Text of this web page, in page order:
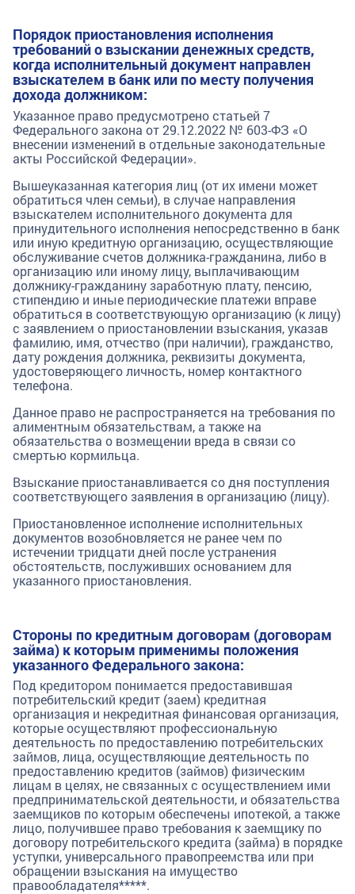
Порядок приостановления исполнения
требований о взыскании денежных средств,
когда исполнительный документ направлен
взыскателем в банк или по месту получения
дохода должником:
Указанное право предусмотрено статьей 7
Федерального закона от 29.12.2022 № 603-ФЗ «О
внесении изменений в отдельные законодательные
акты Российской Федерации».
Вышеуказанная категория лиц (от их имени может
обратиться член семьи), в случае направления
взыскателем исполнительного документа для
принудительного исполнения непосредственно в банк
или иную кредитную организацию, осуществляющие
обслуживание счетов должника-гражданина, либо в
организацию или иному лицу, выплачивающим
должнику-гражданину заработную плату, пенсию,
стипендию и иные периодические платежи вправе
обратиться в соответствующую организацию (к лицу)
с заявлением о приостановлении взыскания, указав
фамилию, имя, отчество (при наличии), гражданство,
дату рождения должника, реквизиты документа,
удостоверяющего личность, номер контактного
телефона.
Данное право не распространяется на требования по
алиментным обязательствам, а также на
обязательства о возмещении вреда в связи со
смертью кормильца.
Взыскание приостанавливается со дня поступления
соответствующего заявления в организацию (лицу).
Приостановленное исполнение исполнительных
документов возобновляется не ранее чем по
истечении тридцати дней после устранения
обстоятельств, послуживших основанием для
указанного приостановления.
Стороны по кредитным договорам (договорам
займа) к которым применимы положения
указанного Федерального закона:
Под кредитором понимается предоставившая
потребительский кредит (заем) кредитная
организация и некредитная финансовая организация,
которые осуществляют профессиональную
деятельность по предоставлению потребительских
займов, лица, осуществляющие деятельность по
предоставлению кредитов (займов) физическим
лицам в целях, не связанных с осуществлением ими
предпринимательской деятельности, и обязательства
заемщиков по которым обеспечены ипотекой, а также
лицо, получившее право требования к заемщику по
договору потребительского кредита (займа) в порядке
уступки, универсального правопреемства или при
обращении взыскания на имущество
правообладателя*****.